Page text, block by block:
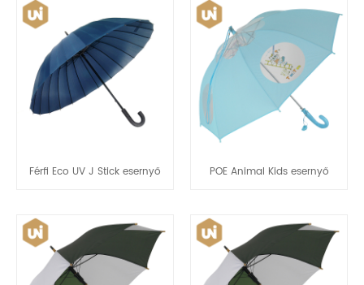
Férfi Eco UV J Stick esernyő POE Animal Kids esernyő